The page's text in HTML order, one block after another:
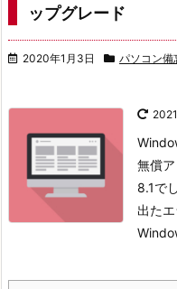
ップグレード
2020年1月3日 パソコン備
無償
8.1で
出た